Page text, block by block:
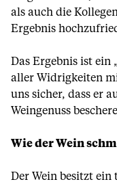
als auch die
Ergebnis
Das Ergebnis ist ein
aller Widrigkeiten
uns sicher, dass er
Weingenuss
Wie der Wein
Der Wein besitzt